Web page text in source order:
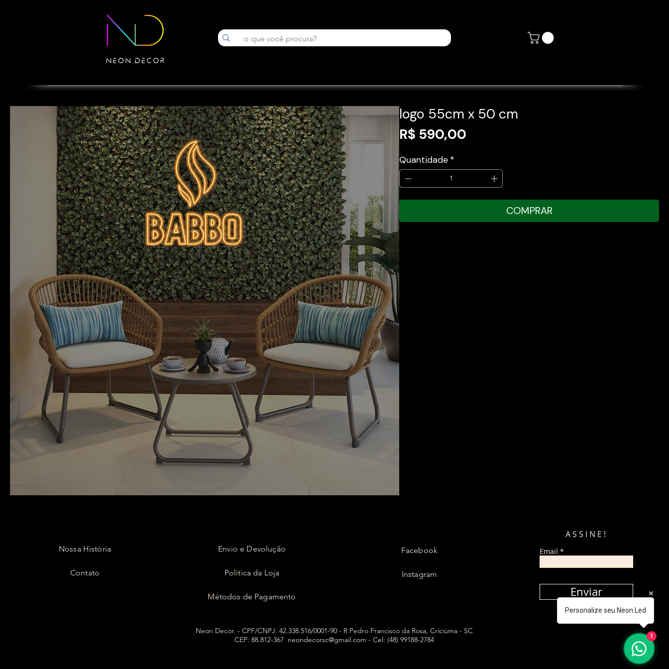
logo 55cm x 50 cm
R$ 590,00
Quantidade *
COMPRAR
Nossa História
Contato
Envio e Devolução
Política da Loja
Métodos de Pagamento
Facebook
Instagram
ASSINE!
Email
Enviar
Neon Decor. - CPF/CNPJ: 42.338.516/0001-90 - R Pedro Francisco da Rosa, Criciúma - SC
CEP: 88.812-367 neondecorsc@gmail.com - Cel: (48) 99188-2784
Personalize seu Neon Led
1